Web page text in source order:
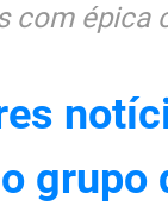
com épica
grupo